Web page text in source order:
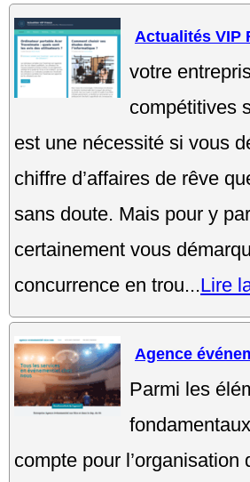
Actualités VIP
votre
compétitives
est une nécessité si vous
chiffre d’affaires de rêve
sans doute. Mais pour y
certainement vous
concurrence en trou...Lire
Agence
Parmi les
compte pour l’organisation